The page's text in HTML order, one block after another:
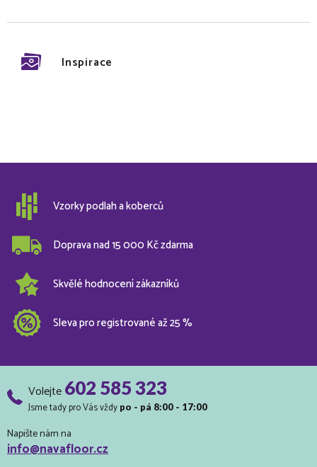
Inspirace
Vzorky podlah a koberců
Doprava nad 15 000 Kč zdarma
Skvělé hodnocení zákazníků
Sleva pro registrované až 25 %
Volejte602 585 323
Jsme tady pro Vás vždy po - pá 8:00 - 17:00
Napište nám na
info@navafloor.cz